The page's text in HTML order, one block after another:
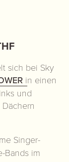
sich bei Sky
in einen
und
Singer-
Bands im